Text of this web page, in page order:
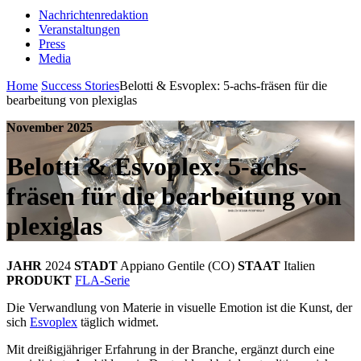
Nachrichtenredaktion
Veranstaltungen
Press
Media
Home Success StoriesBelotti & Esvoplex: 5-achs-fräsen für die
bearbeitung von plexiglas
November 2025
Belotti & Esvoplex: 5-achs-
fräsen für die bearbeitung von
plexiglas
JAHR 2024 STADT Appiano Gentile (CO) STAAT Italien
PRODUKT FLA-Serie
Die Verwandlung von Materie in visuelle Emotion ist die Kunst, der
sich Esvoplex täglich widmet.
Mit dreißigjähriger Erfahrung in der Branche, ergänzt durch eine